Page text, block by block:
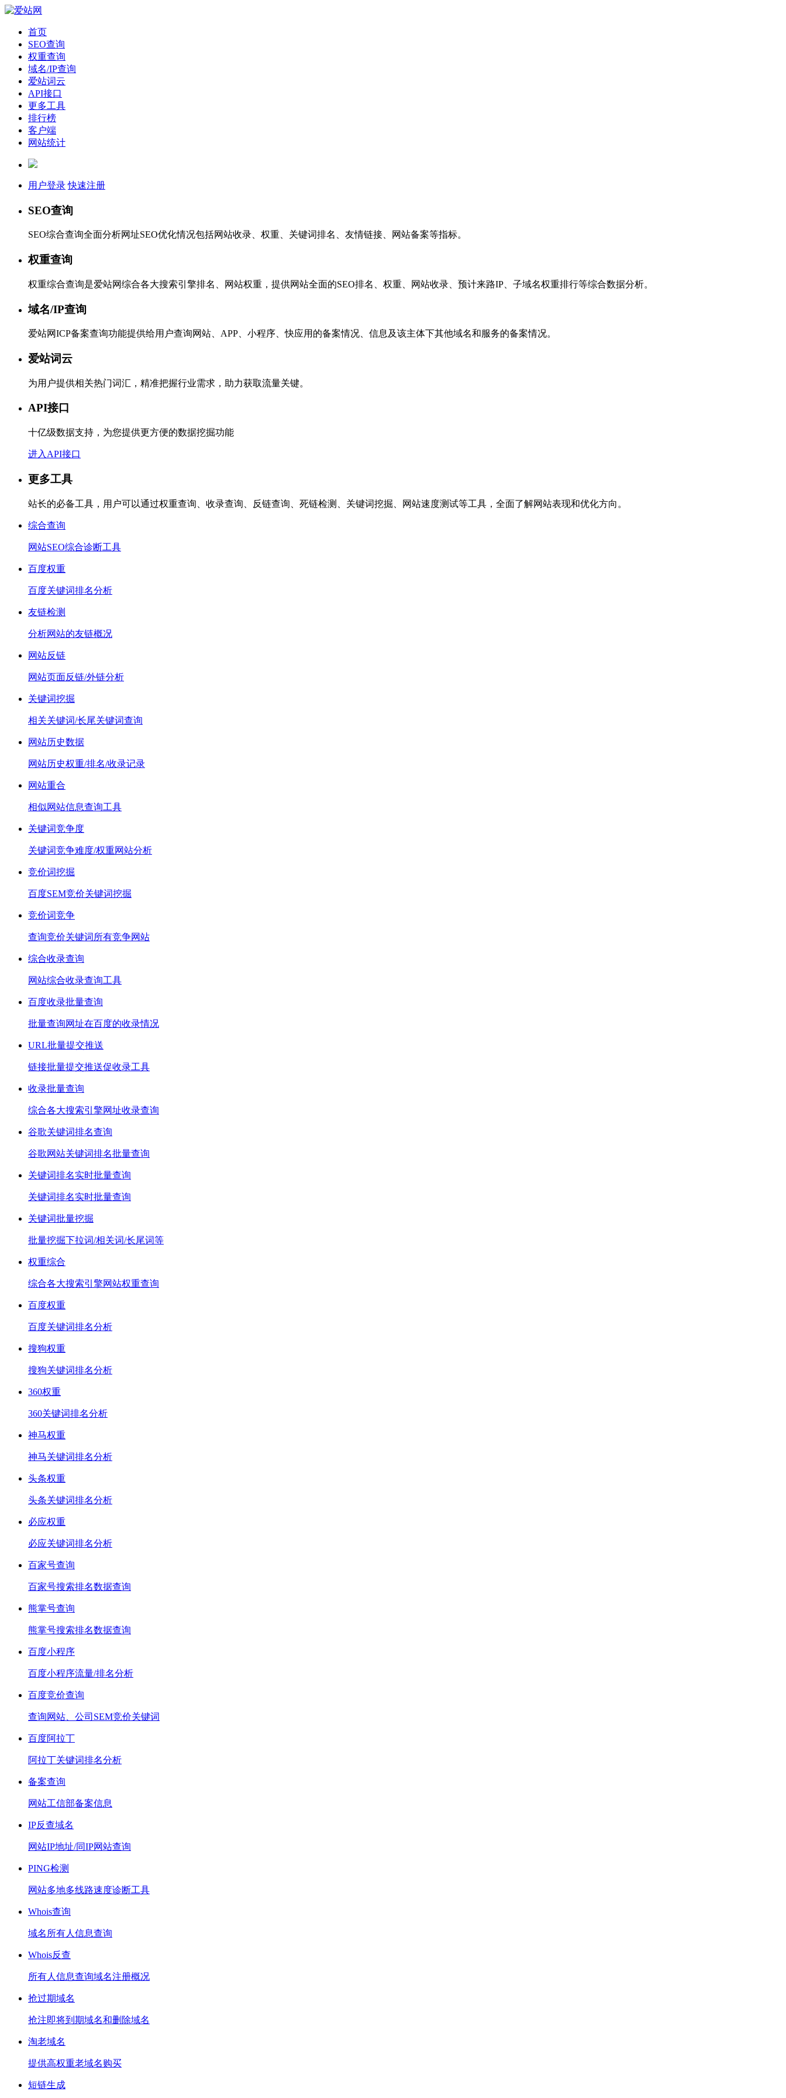
首页
SEO查询
权重查询
域名/IP查询
爱站词云
API接口
更多工具
排行榜
客户端
网站统计
用户登录 快速注册
SEO查询
SEO综合查询全面分析网址SEO优化情况包括网站收录、权重、关键词排名、友情链接、网站备案等指标。
权重查询
权重综合查询是爱站网综合各大搜索引擎排名、网站权重，提供网站全面的SEO排名、权重、网站收录、预计来路IP、子域名权重排行等综合数据分析。
域名/IP查询
爱站网ICP备案查询功能提供给用户查询网站、APP、小程序、快应用的备案情况、信息及该主体下其他域名和服务的备案情况。
爱站词云
为用户提供相关热门词汇，精准把握行业需求，助力获取流量关键。
API接口
十亿级数据支持，为您提供更方便的数据挖掘功能
进入API接口
更多工具
站长的必备工具，用户可以通过权重查询、收录查询、反链查询、死链检测、关键词挖掘、网站速度测试等工具，全面了解网站表现和优化方向。
综合查询
网站SEO综合诊断工具
百度权重
百度关键词排名分析
友链检测
分析网站的友链概况
网站反链
网站页面反链/外链分析
关键词挖掘
相关关键词/长尾关键词查询
网站历史数据
网站历史权重/排名/收录记录
网站重合
相似网站信息查询工具
关键词竞争度
关键词竞争难度/权重网站分析
竞价词挖掘
百度SEM竞价关键词挖掘
竞价词竞争
查询竞价关键词所有竞争网站
综合收录查询
网站综合收录查询工具
百度收录批量查询
批量查询网址在百度的收录情况
URL批量提交推送
链接批量提交推送促收录工具
收录批量查询
综合各大搜索引擎网址收录查询
谷歌关键词排名查询
谷歌网站关键词排名批量查询
关键词排名实时批量查询
关键词排名实时批量查询
关键词批量挖掘
批量挖掘下拉词/相关词/长尾词等
权重综合
综合各大搜索引擎网站权重查询
百度权重
百度关键词排名分析
搜狗权重
搜狗关键词排名分析
360权重
360关键词排名分析
神马权重
神马关键词排名分析
头条权重
头条关键词排名分析
必应权重
必应关键词排名分析
百家号查询
百家号搜索排名数据查询
熊掌号查询
熊掌号搜索排名数据查询
百度小程序
百度小程序流量/排名分析
百度竞价查询
查询网站、公司SEM竞价关键词
百度阿拉丁
阿拉丁关键词排名分析
备案查询
网站工信部备案信息
IP反查域名
网站IP地址/同IP网站查询
PING检测
网站多地多线路速度诊断工具
Whois查询
域名所有人信息查询
Whois反查
所有人信息查询域名注册概况
抢过期域名
抢注即将到期域名和删除域名
淘老域名
提供高权重老域名购买
短链生成